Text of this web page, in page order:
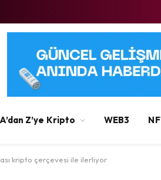
A’dan Z’ye Kripto WEB3
kripto çerçevesi ile ilerliyor